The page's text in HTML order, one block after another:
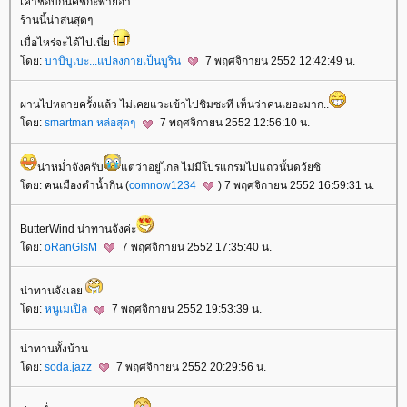
ร้านนี้น่าสนสุดๆ
เมื่อไหร่จะได้ไปเนี่
ดย: บาบิบูเบะ...แปลงกายเป็นบูริน 7 พฤศจิกายน 2552 12:42:49 น.
ผ่านไปหลายครั้งแล้ว ไม่เคยแวะเข้าไปชิมซะที เห็นว่าคนเยอะมาก..
ดย: smartman หล่อสุดๆ 7 พฤศจิกายน 2552 12:56:10 น.
น่าหม่ำจังครับ
ต่ว่าอยู่ไกล ไม่มีโปรแกรมไปแถวนั้นดว้ยซิ
ดย: คนเมืองตำน้ำกิน (comnow1234 ) 7 พฤศจิกายน 2552 16:59:31 น.
ButterWind น่าทานจังค่ะ
ดย: oRanGIsM 7 พฤศจิกายน 2552 17:35:40 น.
น่าทานจังเล
ดย: หนูเมเปิล 7 พฤศจิกายน 2552 19:53:39 น.
น่าทานทั้งน้าน
ดย: soda.jazz 7 พฤศจิกายน 2552 20:29:56 น.